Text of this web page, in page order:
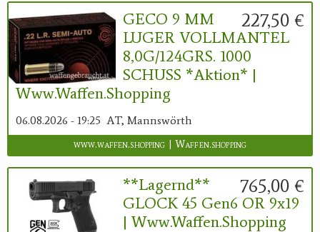
227,50 €
GECO 9 MM
LUGER VOLLMANTEL
8,0G/124GRS. 1000
SCHUSS *Aktion* |
Www.waffen.shopping
06.08.2026 - 19:25 AT, Mannswörth
www.waffen.shopping | Waffen.shopping
765,00 €
**Lagernd**
GLOCK 45 Gen6 OR 9x19
| Www.waffen.shopping